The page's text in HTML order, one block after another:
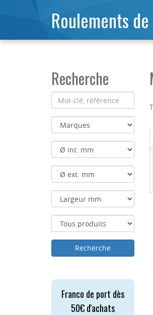
Roulements
Recherche
Franco de port dès
50€ d'achats